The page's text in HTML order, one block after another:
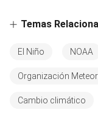
Temas
El Niño NOAA
Organización
Cambio climático